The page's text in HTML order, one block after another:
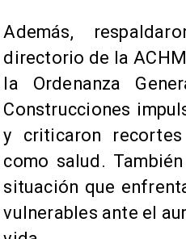
Además,
directorio de la
la Ordenanza
Construcciones
y criticaron
como salud.
situación que
vulnerables ante el